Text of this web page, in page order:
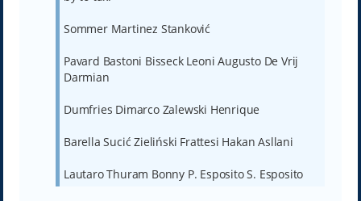
Sommer Martinez Stanković
Pavard Bastoni Bisseck Leoni Augusto De Vrij
Darmian
Dumfries Dimarco Zalewski Henrique
Barella Sucić Zieliński Frattesi Hakan Asllani
Lautaro Thuram Bonny P. Esposito S. Esposito